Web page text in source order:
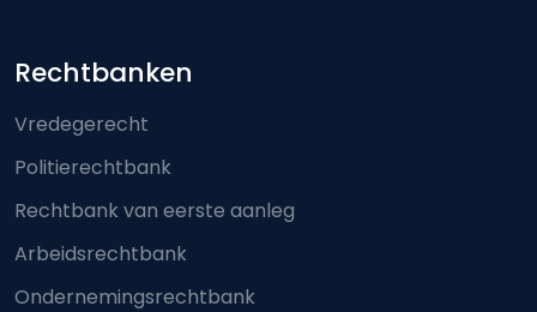
Footer-menu
Rechtbanken
Vredegerecht
Politierechtbank
Rechtbank van eerste aanleg
Arbeidsrechtbank
Ondernemingsrechtbank